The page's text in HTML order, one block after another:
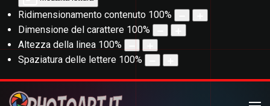
Ridimensionamento contenuto 100%
Dimensione del carattere 100%
Altezza della linea 100%
Spaziatura delle lettere 100%